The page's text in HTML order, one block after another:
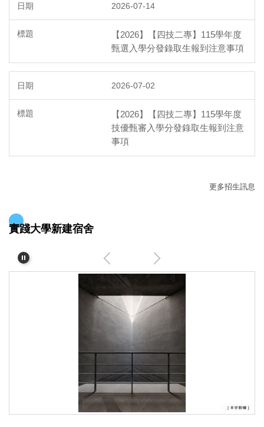
2026-07-14
【2026】【四技二專】115學年度
甄選入學分發錄取生報到注意事項
2026-07-02
【2026】【四技二專】115學年度
技優甄審入學分發錄取生報到注意
事項
更多招生訊息
實踐大學新建宿舍